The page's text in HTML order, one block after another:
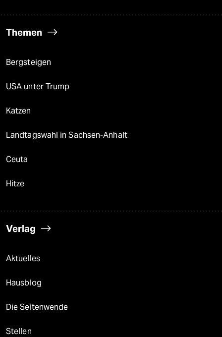
Themen
Bergsteigen
USA unter Trump
Katzen
Landtagswahl in Sachsen-Anhalt
Ceuta
Hitze
Verlag
Aktuelles
Hausblog
Die Seitenwende
Stellen